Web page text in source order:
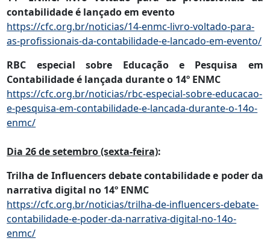
contabilidade é lançado em evento
https://cfc.org.br/noticias/14-enmc-livro-voltado-para-
as-profissionais-da-contabilidade-e-lancado-em-evento/
RBC especial sobre Educação e Pesquisa em
Contabilidade é lançada durante o 14º ENMC
https://cfc.org.br/noticias/rbc-especial-sobre-educacao-
e-pesquisa-em-contabilidade-e-lancada-durante-o-14o-
enmc/
Dia 26 de setembro (sexta-feira):
Trilha de Influencers debate contabilidade e poder da
narrativa digital no 14º ENMC
https://cfc.org.br/noticias/trilha-de-influencers-debate-
contabilidade-e-poder-da-narrativa-digital-no-14o-
enmc/